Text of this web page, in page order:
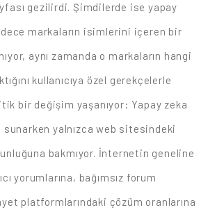
gezilirdi. Şimdilerde ise yapay
markaların isimlerini içeren bir
aynı zamanda o markaların hangi
kullanıcıya özel gerekçelerle
bir değişim yaşanıyor: Yapay zeka
yalnızca web sitesindeki
bakmıyor. İnternetin geneline
yorumlarına, bağımsız forum
platformlarındaki çözüm oranlarına